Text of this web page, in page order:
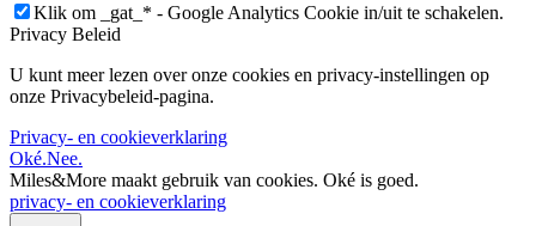
Klik om _gat_* - Google Analytics Cookie in/uit te schakelen.
Privacy Beleid
U kunt meer lezen over onze cookies en privacy-instellingen op
onze Privacybeleid-pagina.
Privacy- en cookieverklaring
Oké.Nee.
Miles&More maakt gebruik van cookies. Oké is goed.
privacy- en cookieverklaring